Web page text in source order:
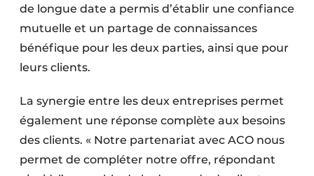
de longue date a permis d’établir une confiance
mutuelle et un partage de connaissances
bénéfique pour les deux parties, ainsi que pour
leurs clients.
La synergie entre les deux entreprises permet
également une réponse complète aux besoins
des clients. « ​Notre partenariat avec ACO nous
permet de compléter notre offre, répondant